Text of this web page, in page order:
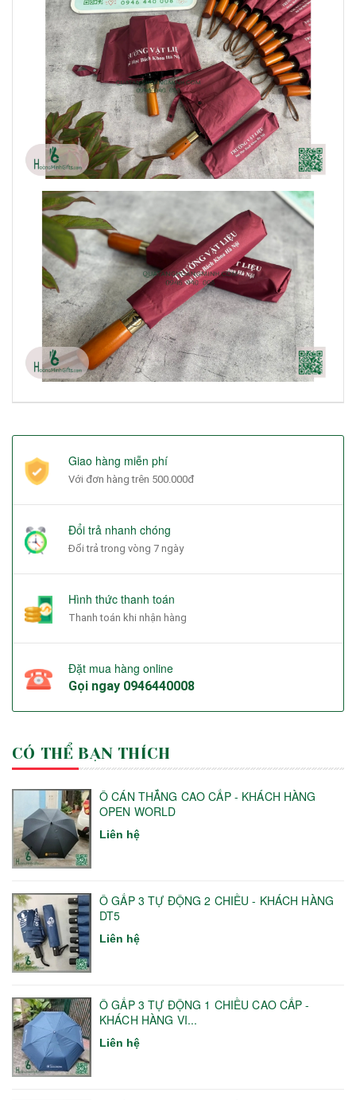
Giao hàng miễn phí
Với đơn hàng trên 500.000đ
Đổi trả nhanh chóng
Đổi trả trong vòng 7 ngày
Hình thức thanh toán
Thanh toán khi nhận hàng
Đặt mua hàng online
Gọi ngay 0946440008
CÓ THỂ BẠN THÍCH
Ô CÁN THẲNG CAO CẤP - KHÁCH HÀNG
OPEN WORLD
Liên hệ
Ô GẤP 3 TỰ ĐỘNG 2 CHIỀU - KHÁCH HÀNG
DT5
Liên hệ
Ô GẤP 3 TỰ ĐỘNG 1 CHIỀU CAO CẤP -
KHÁCH HÀNG VI...
Liên hệ